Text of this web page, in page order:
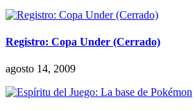
Registro: Copa Under (Cerrado)
agosto 14, 2009